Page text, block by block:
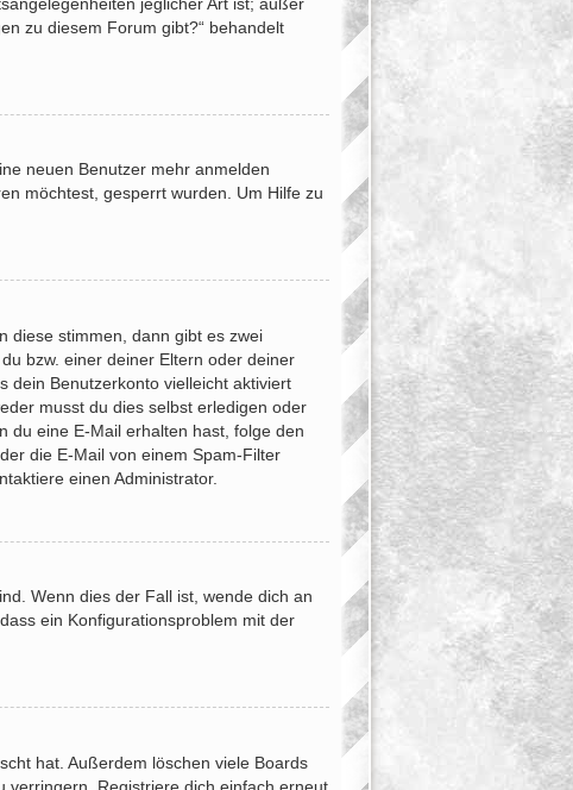
zu diesem Forum gibt?“ behandelt
neuen Benutzer mehr anmelden
möchtest, gesperrt wurden. Um Hilfe zu
diese stimmen, dann gibt es zwei
bzw. einer deiner Eltern oder deiner
dein Benutzerkonto vielleicht aktiviert
musst du dies selbst erledigen oder
du eine E-Mail erhalten hast, folge den
die E-Mail von einem Spam-Filter
einen Administrator.
Wenn dies der Fall ist, wende dich an
ein Konfigurationsproblem mit der
hat. Außerdem löschen viele Boards